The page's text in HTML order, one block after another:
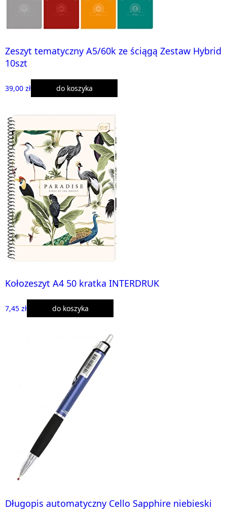
Zeszyt tematyczny A5/60k ze ściągą Zestaw Hybrid
10szt
39,00 zł do koszyka
Kołozeszyt A4 50 kratka INTERDRUK
7,45 zł do koszyka
Długopis automatyczny Cello Sapphire niebieski